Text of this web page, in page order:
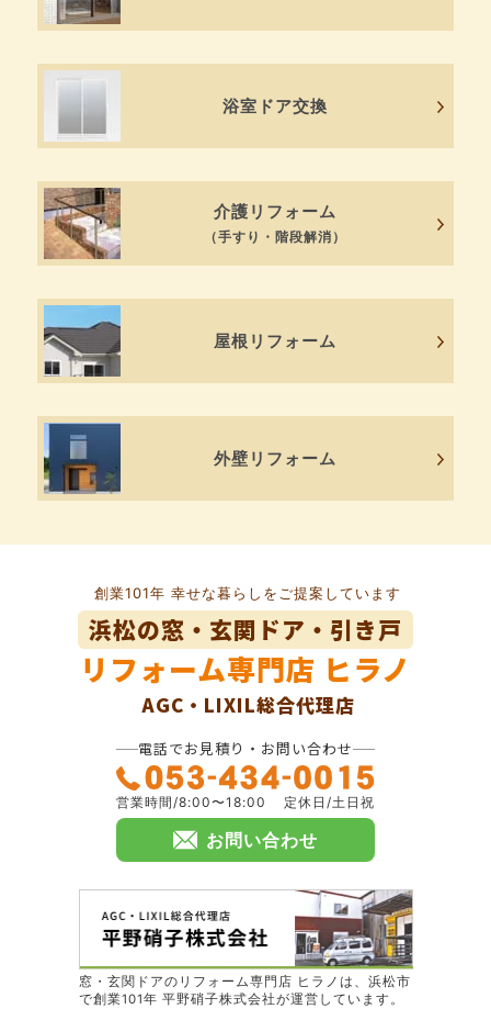
浴室ドア交換
介護リフォーム
（手すり・階段解消）
屋根リフォーム
外壁リフォーム
創業101年 幸せな暮らしをご提案しています
浜松の窓・玄関ドア・引き戸
リフォーム専門店 ヒラノ
AGC・LIXIL総合代理店
電話でお見積り・お問い合わせ
営業時間/8:00〜18:00 定休日/土日祝
お問い合わせ
窓・玄関ドアのリフォーム専門店 ヒラノは、浜松市
で創業101年 平野硝子株式会社が運営しています。